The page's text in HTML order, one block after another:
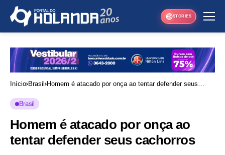
STORIES
Início Brasil
Homem é atacado por onça ao tentar defender seus
Brasil
Homem é atacado por onça ao
tentar defender seus cachorros